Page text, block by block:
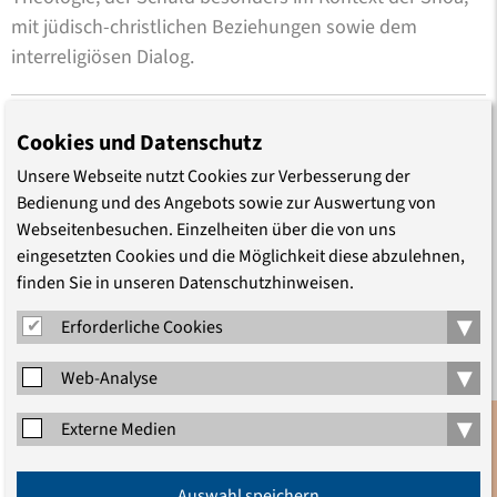
mit jüdisch-christlichen Beziehungen sowie dem
interreligiösen Dialog.
Bildstörungen
Elemente einer antisemitismuskritischen
pädagogischen und theologischen Praxis Anmeldung
Cookies und Datenschutz
Unsere Webseite nutzt Cookies zur Verbesserung der
Bedienung und des Angebots sowie zur Auswertung von
Webseitenbesuchen. Einzelheiten über die von uns
eingesetzten Cookies und die Möglichkeit diese abzulehnen,
finden Sie in unseren Datenschutzhinweisen.
Erforderliche Cookies
▾
Web-Analyse ▾
Externe Medien ▾